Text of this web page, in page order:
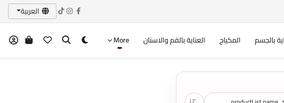
العربية
بالجسم المكياج العناية بالفم والاسنان More